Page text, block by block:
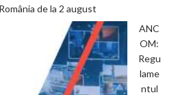
de la 2 august
ANC
OM:
Regu
lame
ntul